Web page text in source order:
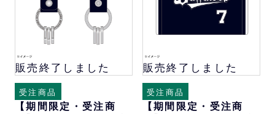
販売終了しました
受注商品
【期間限定・受注商
販売終了しました
受注商品
【期間限定・受注商